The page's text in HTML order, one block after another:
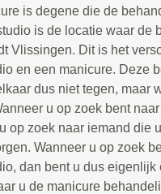
is degene die de
is de locatie waar de
Vlissingen. Dit is het
en een manicure. Deze
dus niet tegen, maar
u op zoek bent
op zoek naar iemand die
Wanneer u op zoek
dan bent u dus eigenlijk
u de manicure